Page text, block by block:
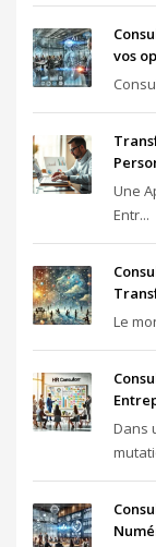
vos
Une
Entr...
Le
Dans